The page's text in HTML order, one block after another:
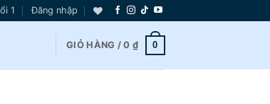
1 Đăng nhập
GIỎ HÀNG /0 ₫ 0